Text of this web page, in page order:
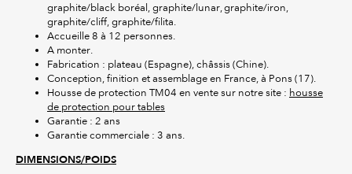
graphite/black boréal, graphite/lunar, graphite/iron,
graphite/cliff, graphite/filita.
Accueille 8 à 12 personnes.
A monter.
Fabrication : plateau (Espagne), châssis (Chine).
Conception, finition et assemblage en France, à Pons (17).
Housse de protection TM04 en vente sur notre site : housse
de protection pour tables
Garantie : 2 ans
Garantie commerciale : 3 ans.
DIMENSIONS/POIDS